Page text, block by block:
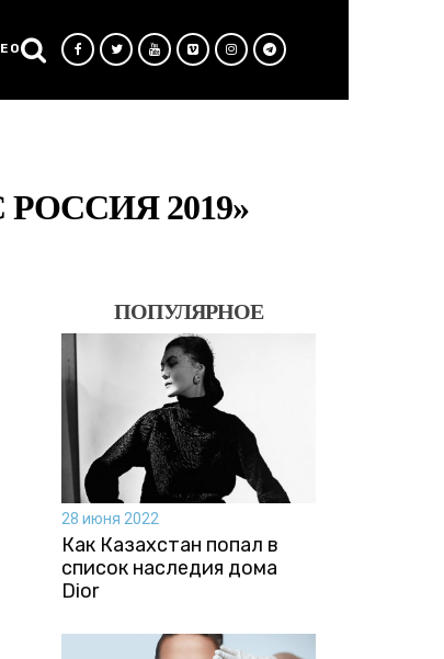
2019»
ПОПУЛЯРНОЕ
28 июня 2022
Как Казахстан попал в
список наследия дома
Dior